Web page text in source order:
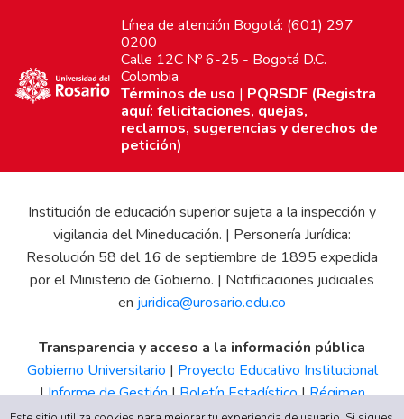
Línea de atención Bogotá: (601) 297
0200
Calle 12C Nº 6-25 - Bogotá D.C.
Colombia
Términos de uso | PQRSDF (Registra
aquí: felicitaciones, quejas,
reclamos, sugerencias y derechos de
petición)
Institución de educación superior sujeta a la inspección y
vigilancia del Mineducación. | Personería Jurídica:
Resolución 58 del 16 de septiembre de 1895 expedida
por el Ministerio de Gobierno. | Notificaciones judiciales
en juridica@urosario.edu.co
Transparencia y acceso a la información pública
Gobierno Universitario | Proyecto Educativo Institucional
|Informe de Gestión|Boletín Estadístico|Régimen